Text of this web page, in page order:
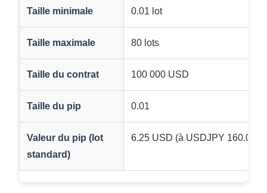
Taille minimale 0.01 lot
Taille maximale 80 lots
Taille du contrat 100 000 USD
Taille du pip 0.01
Valeur du pip (lot
standard)
6.25 USD (à USDJPY 160.00)